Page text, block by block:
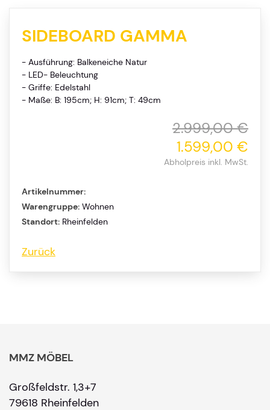
SIDEBOARD GAMMA
- Ausführung: Balkeneiche Natur
- LED- Beleuchtung
- Griffe: Edelstahl
- Maße: B: 195cm; H: 91cm; T: 49cm
2.999,00 €
1.599,00 €
Abholpreis inkl. MwSt.
Artikelnummer:
Warengruppe: Wohnen
Standort: Rheinfelden
Zurück
MMZ MÖBEL
Großfeldstr. 1,3+7
79618 Rheinfelden